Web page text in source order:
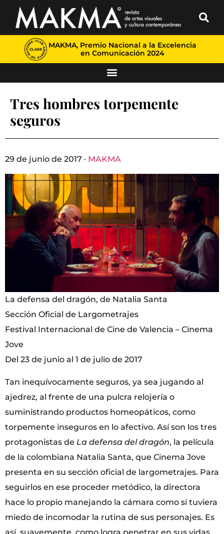
MAKMA, Premio Nacional a la Excelencia
en Comunicación 2024
Tres hombres torpemente
seguros
29 de junio de 2017 · MAKMA
La defensa del dragón, de Natalia Santa
Sección Oficial de Largometrajes
Festival Internacional de Cine de Valencia – Cinema
Jove
Del 23 de junio al 1 de julio de 2017
Tan inequívocamente seguros, ya sea jugando al
ajedrez, al frente de una pulcra relojería o
suministrando productos homeopáticos, como
torpemente inseguros en lo afectivo. Así son los tres
protagonistas de La defensa del dragón, la película
de la colombiana Natalia Santa, que Cinema Jove
presenta en su sección oficial de largometrajes. Para
seguirlos en ese proceder metódico, la directora
hace lo propio manejando la cámara como si tuviera
miedo de incomodar la rutina de sus personajes. Es
así, suavemente, como logra penetrar en sus vidas,